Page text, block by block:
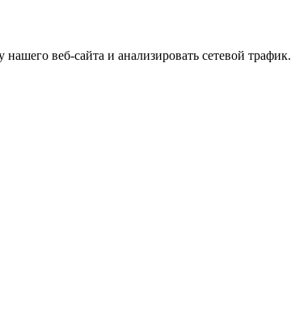
веб-сайта и анализировать сетевой трафик.